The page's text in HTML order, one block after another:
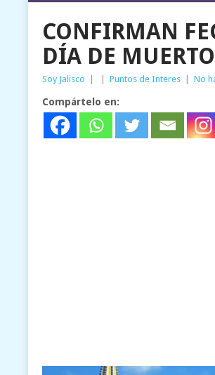
CONFIRMAN
DÍA DE
Soy Jalisco Puntos de Interes No
Compártelo en: